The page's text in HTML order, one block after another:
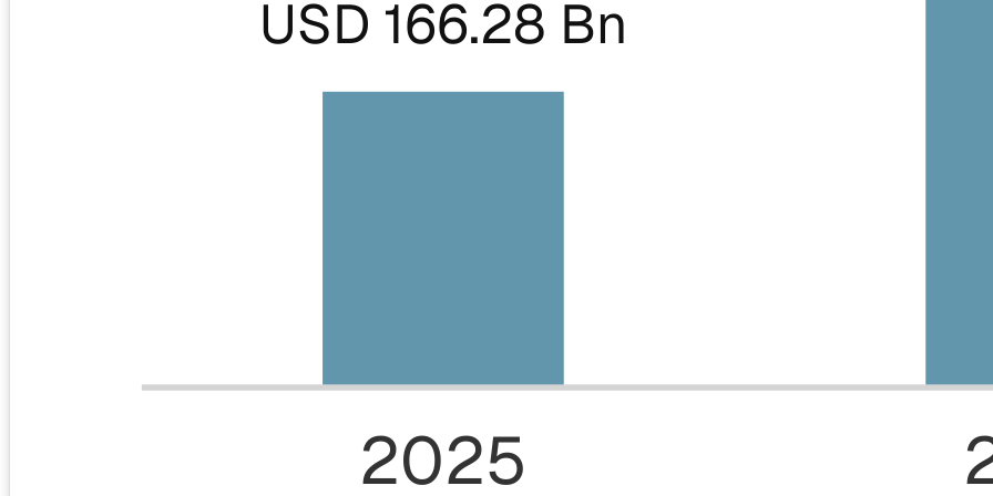
USD 166.28 Bn
2025